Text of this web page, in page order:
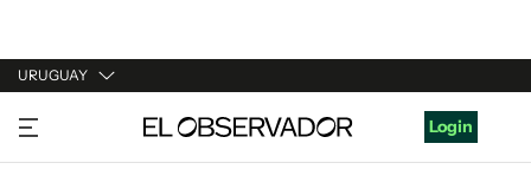
URUGUAY
URUGUAY
ARGENTINA
Login